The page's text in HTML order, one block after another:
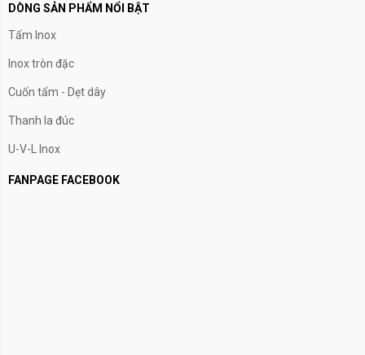
DÒNG SẢN PHẨM NỔI BẬT
Tấm Inox
Inox tròn đặc
Cuốn tấm - Dẹt dây
Thanh la đúc
U-V-L Inox
FANPAGE FACEBOOK